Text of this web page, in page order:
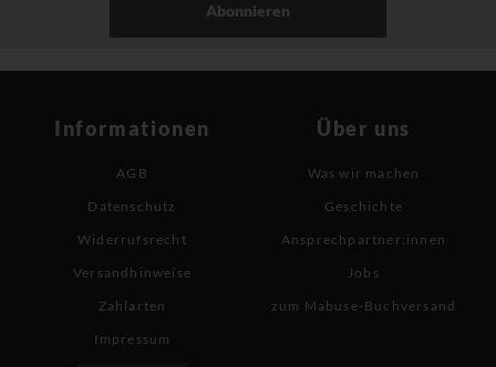
Abonnieren
Informationen
AGB
Datenschutz
Widerrufsrecht
Versandhinweise
Zahlarten
Impressum
Über uns
Was wir machen
Geschichte
Ansprechpartner:innen
Jobs
zum Mabuse-Buchversand